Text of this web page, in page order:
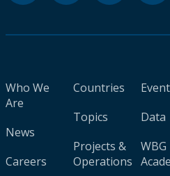
Who We
Are
News
Careers
Countries
Topics
Projects &
Operations
Data
WBG